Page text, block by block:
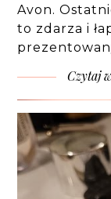
Avon.
to zdarza i
Czytaj